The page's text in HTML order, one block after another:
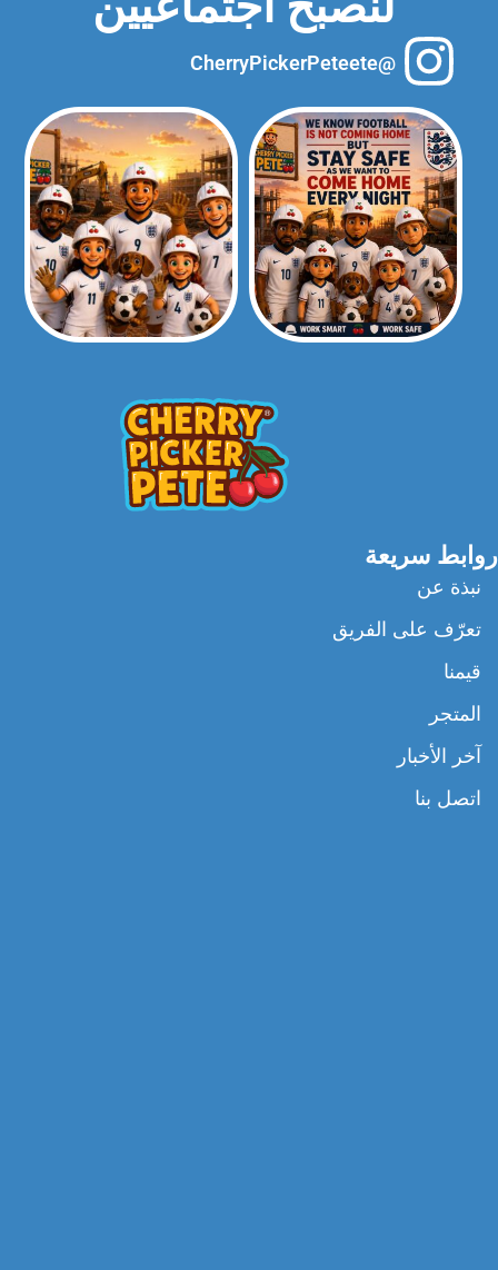
@CherryPickerPeteete
روابط سريعة
نبذة عن
تعرّف على الفريق
قيمنا
المتجر
آخر الأخبار
اتصل بنا